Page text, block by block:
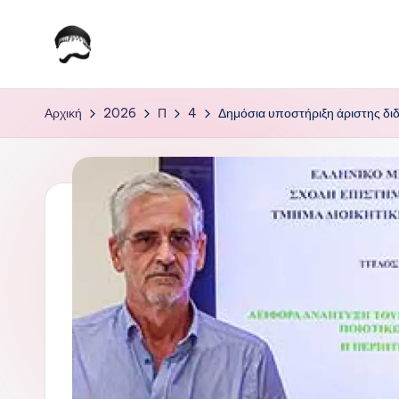
Μετάβαση
Τ
ο
α
Αρχική 2026 Π 4 Δημόσια υποστήριξη άριστης